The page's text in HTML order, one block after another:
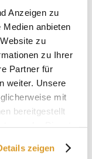
Anzeigen zu
anbieten
zu
zu Ihrer
Partner für
weiter. Unsere
mit
bereitgestellt
zeigen
La pendenza
possono produrre